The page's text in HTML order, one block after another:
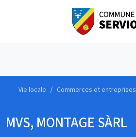
Vie locale Commerces et entreprises
MVS, MONTAGE SÀRL